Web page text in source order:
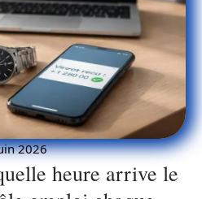
2026
heure arrive le